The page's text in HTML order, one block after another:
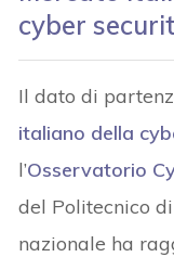
cyber
Il dato di
italiano della
l’Osservatorio
del Politecnico
nazionale ha